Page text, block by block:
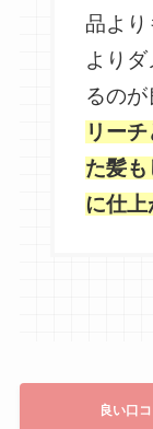
品より
より
るのが
リー
た髪
に仕上
良い口コ